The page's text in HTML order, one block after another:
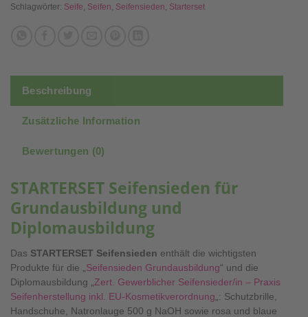
Schlagwörter: Seife, Seifen, Seifensieden, Starterset
Beschreibung
Zusätzliche Information
Bewertungen (0)
STARTERSET Seifensieden für
Grundausbildung und
Diplomausbildung
Das STARTERSET Seifensieden enthält die wichtigsten
Produkte für die „ Seifensieden Grundausbildung“ und die
Diplomausbildung „ Zert. Gewerblicher Seifensieder/in – Praxis
Seifenherstellung inkl. EU-Kosmetikverordnung „: Schutzbrille,
Handschuhe, Natronlauge 500 g NaOH sowie rosa und blaue